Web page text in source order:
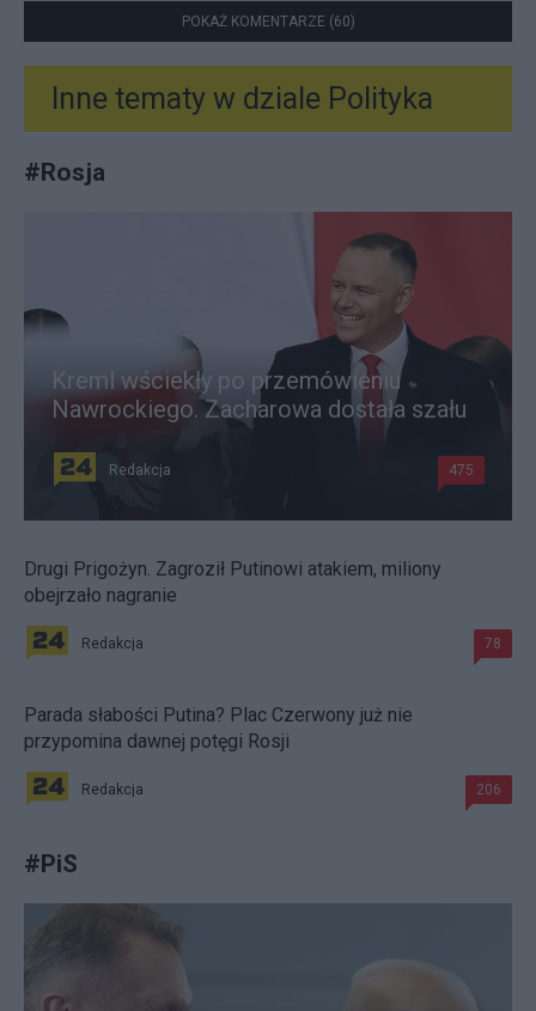
POKAŻ KOMENTARZE (60)
Inne tematy w dziale Polityka
#Rosja
Kreml wściekły po przemówieniu
Nawrockiego. Zacharowa dostała szału
Redakcja 475
Drugi Prigożyn. Zagroził Putinowi atakiem, miliony
obejrzało nagranie
Redakcja 78
Parada słabości Putina? Plac Czerwony już nie
przypomina dawnej potęgi Rosji
Redakcja 206
#PiS